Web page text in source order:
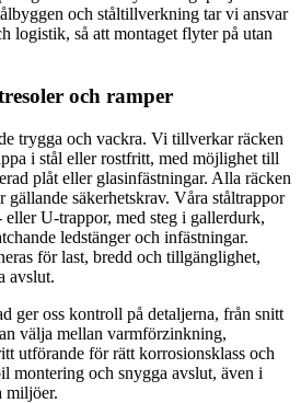
och ståltillverkning tar vi ansvar
logistik, så att montaget flyter på utan
och ramper
trygga och vackra. Vi tillverkar räcken
i stål eller rostfritt, med möjlighet till
plåt eller glasinfästningar. Alla räcken
gällande säkerhetskrav. Våra ståltrappor
eller U-trappor, med steg i gallerdurk,
ledstänger och infästningar.
för last, bredd och tillgänglighet,
avslut.
ger oss kontroll på detaljerna, från snitt
välja mellan varmförzinkning,
utförande för rätt korrosionsklass och
montering och snygga avslut, även i
miljöer.